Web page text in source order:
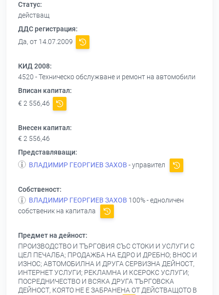
Статус:
действащ
ДДС регистрация:
Да, от 14.07.2009
КИД 2008:
4520 - Техническо обслужване и ремонт на автомобили
Вписан капитал:
€ 2 556,46
Внесен капитал:
€ 2 556,46
Представляващи:
ВЛАДИМИР ГЕОРГИЕВ ЗАХОВ - управител
Собственост:
ВЛАДИМИР ГЕОРГИЕВ ЗАХОВ 100% - едноличен
собственик на капитала
Предмет на дейност:
ПРОИЗВОДСТВО И ТЪРГОВИЯ СЪС СТОКИ И УСЛУГИ С
ЦЕЛ ПЕЧАЛБА; ПРОДАЖБА НА ЕДРО И ДРЕБНО; ВНОС И
ИЗНОС; АВТОМОБИЛНА И ДРУГА СЕРВИЗНА ДЕЙНОСТ,
ИНТЕРНЕТ УСЛУГИ; РЕКЛАМНА И КСЕРОКС УСЛУГИ;
ПОСРЕДНИЧЕСТВО И ВСЯКА ДРУГА ТЪРГОВСКА
ДЕЙНОСТ, КОЯТО НЕ Е ЗАБРАНЕНА ОТ ДЕЙСТВАЩОТО В